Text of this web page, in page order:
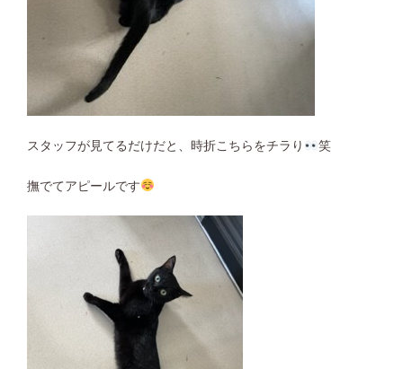
スタッフが見てるだけだと、時折こちらをチラり 笑
撫でてアピールです